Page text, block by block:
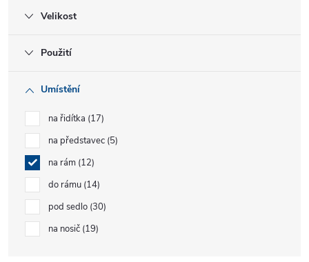
Velikost
Použití
Umístění
na řidítka 17
na představec 5
na rám 12
do rámu 14
pod sedlo 30
na nosič 19